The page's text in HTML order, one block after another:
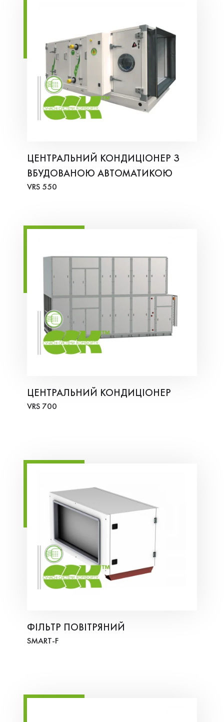
ЦЕНТРАЛЬНИЙ КОНДИЦІОНЕР З
ВБУДОВАНОЮ АВТОМАТИКОЮ
VRS 550
ЦЕНТРАЛЬНИЙ КОНДИЦІОНЕР
VRS 700
ФІЛЬТР ПОВІТРЯНИЙ
SMART-F